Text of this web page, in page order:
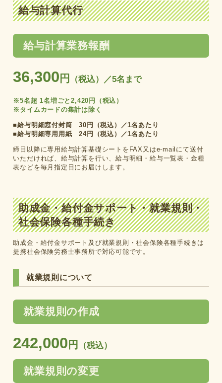
給与計算代行
給与計算業務報酬
36,300 円 （税込）／5名まで
※5名超 1名増ごと2,420円（税込）
※タイムカードの集計は除く
■給与明細窓付封筒 30円（税込）／1名あたり
■給与明細専用用紙 24円（税込）／1名あたり
締日以降に専用給与計算基礎シートをFAX又はe-mailにて送付
いただければ、給与計算を行い、給与明細・給与一覧表・金種
表などを毎月指定日にお届けします。
助成金・給付金サポート・就業規則・
社会保険各種手続き
助成金・給付金サポート及び就業規則・社会保険各種手続きは
提携社会保険労務士事務所で対応可能です。
就業規則について
就業規則の作成
242,000 円 （税込）
就業規則の変更